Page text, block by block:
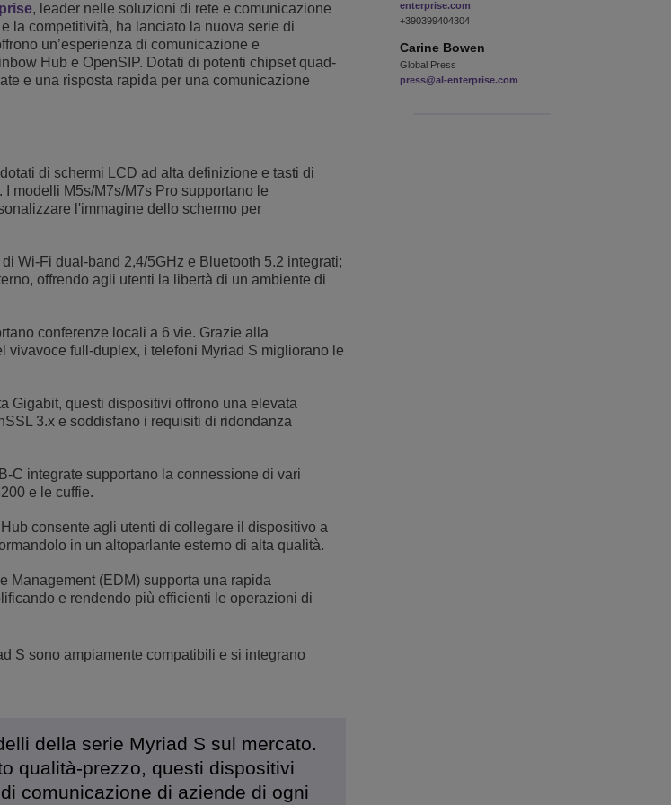
per il Servizio Clienti
as a Service (XaaS)
digitali
Scopri altro
, leader nelle soluzioni di rete e comunicazione
la competitività, ha lanciato la nuova serie di
un’esperienza di comunicazione e
Hub e OpenSIP. Dotati di potenti chipset quad-
e una risposta rapida per una comunicazione
di schermi LCD ad alta definizione e tasti di
modelli M5s/M7s/M7s Pro supportano le
l'immagine dello schermo per
Wi-Fi dual-band 2,4/5GHz e Bluetooth 5.2 integrati;
offrendo agli utenti la libertà di un ambiente di
conferenze locali a 6 vie. Grazie alla
full-duplex, i telefoni Myriad S migliorano le
Gigabit, questi dispositivi offrono una elevata
3.x e soddisfano i requisiti di ridondanza
C integrate supportano la connessione di vari
e le cuffie.
consente agli utenti di collegare il dispositivo a
in un altoparlante esterno di alta qualità.
Management (EDM) supporta una rapida
e rendendo più efficienti le operazioni di
S sono ampiamente compatibili e si integrano
della serie Myriad S sul mercato.
qualità-prezzo, questi dispositivi
comunicazione di aziende di ogni
enterprise.com
+390399404304
Carine Bowen
Global Press
press@al-enterprise.com